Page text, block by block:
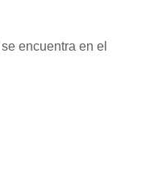
encuentra en el